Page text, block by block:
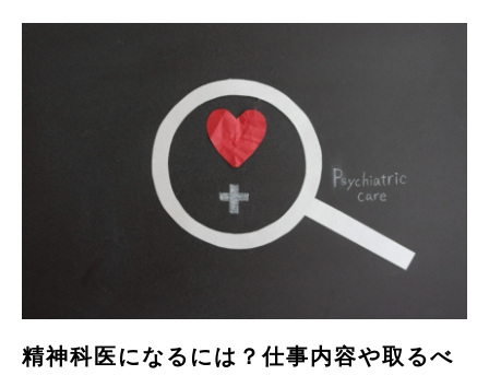
精神科医になるには？仕事内容や取るべ